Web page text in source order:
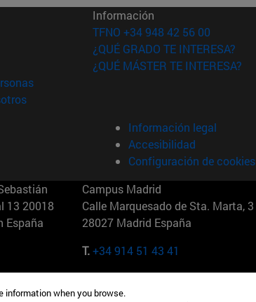
en nueva ventana)
nueva ventana)
(abre en nueva ventana)
(abre en nueva ventana)
(abre en nueva ventana)
Información
TFNO +34 948 42 56 00
¿QUÉ GRADO TE INTERESA?
¿QUÉ MÁSTER TE INTERESA?
Información legal
Accesibilidad
Configuración de cookies
13 20018
España
Campus Madrid
Calle Marquesado de Sta. Marta, 3
28027 Madrid España
T.+34 914 51 43 41
Nueva York Maria-Theresia-Straße 15 81675
information when you browse.